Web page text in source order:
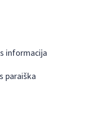
informacija
paraiška